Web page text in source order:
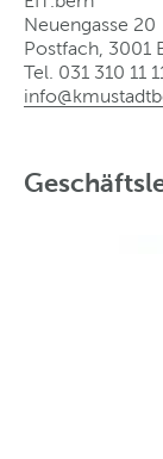
Neuengasse 20
Postfach, 3001
Tel. 031 310 11